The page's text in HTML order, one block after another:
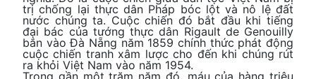
trị chống lại thực dân Pháp bóc lột và nô lệ đất
nước chúng ta. Cuộc chiến đó bắt đầu khi tiếng
đại bác của tướng thực dân Rigault de Genouilly
bắn vào Đà Nẵng năm 1859 chính thức phát động
cuộc chiến tranh xâm lược cho đến khi chúng rút
ra khỏi Việt Nam vào năm 1954.